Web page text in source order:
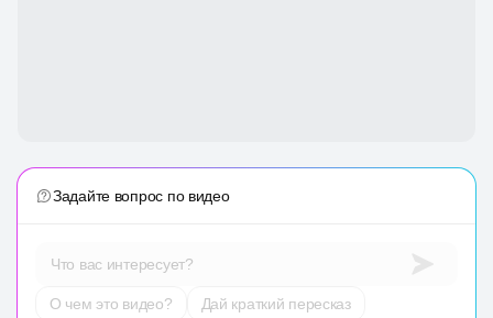
Задайте вопрос по видео
Что вас интересует?
О чем это видео?
Дай краткий пересказ